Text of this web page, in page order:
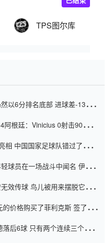
TPS图尔库
以6分排名底部 进球差-13令人
根廷：Vinicius 0射击90分钟
相 中国国家足球队错过了世界
球员在一场战斗中闻名 伊万放
效传球 鸟儿被用来摆脱它
价格购买了菲利克斯 签了7年
后6球 只有两个连续三个连续